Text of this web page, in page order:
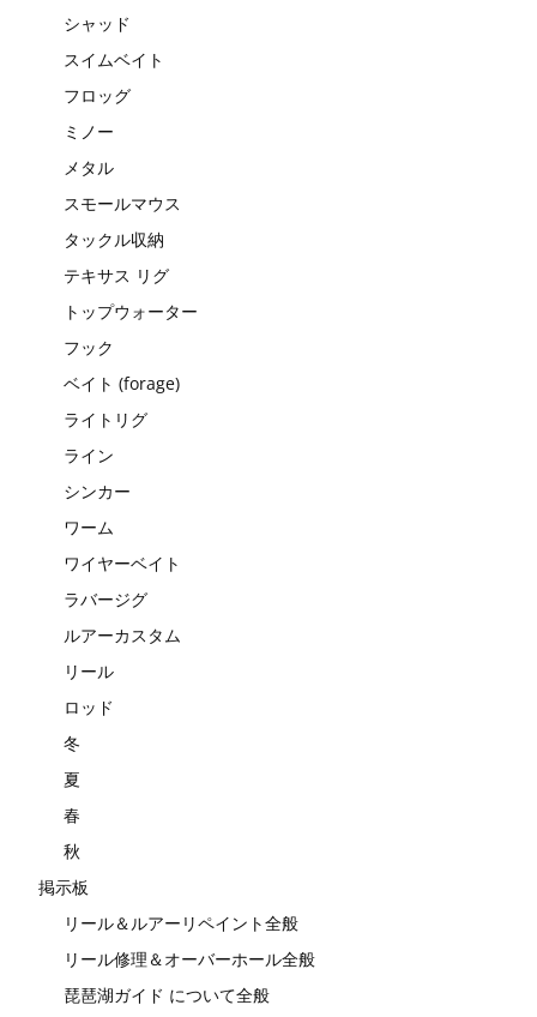
シャッド
スイムベイト
フロッグ
ミノー
メタル
スモールマウス
タックル収納
テキサス リグ
トップウォーター
フック
ベイト (forage)
ライトリグ
ライン
シンカー
ワーム
ワイヤーベイト
ラバージグ
ルアーカスタム
リール
ロッド
冬
夏
春
秋
掲示板
リール＆ルアーリペイント全般
リール修理＆オーバーホール全般
琵琶湖ガイド について全般